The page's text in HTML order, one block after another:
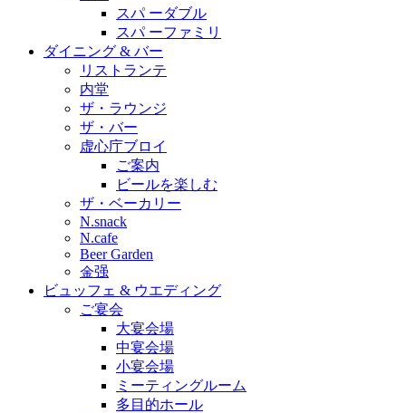
スパ ーダブル
スパ ーファミリ
ダイニング & バー
リストランテ
内堂
ザ・ラウンジ
ザ・バー
虚心庁ブロイ
ご案内
ビールを楽しむ
ザ・ベーカリー
N.snack
N.cafe
Beer Garden
金强
ビュッフェ & ウエディング
ご宴会
大宴会場
中宴会場
小宴会場
ミーティングルーム
多目的ホール